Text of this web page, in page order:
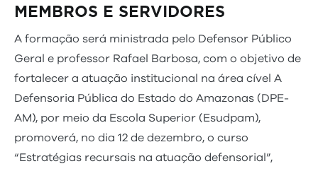
MEMBROS E SERVIDORES
A formação será ministrada pelo Defensor Público
Geral e professor Rafael Barbosa, com o objetivo de
fortalecer a atuação institucional na área cível A
Defensoria Pública do Estado do Amazonas (DPE-
AM), por meio da Escola Superior (Esudpam),
promoverá, no dia 12 de dezembro, o curso
“Estratégias recursais na atuação defensorial”,